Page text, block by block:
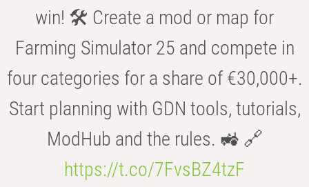
win! 🛠️ Create a mod or map for
Farming Simulator 25 and compete in
four categories for a share of €30,000+.
Start planning with GDN tools, tutorials,
ModHub and the rules. 🚜 🔗
https://t.co/7FvsBZ4tzF